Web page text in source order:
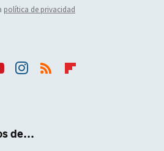
política de privacidad
de...